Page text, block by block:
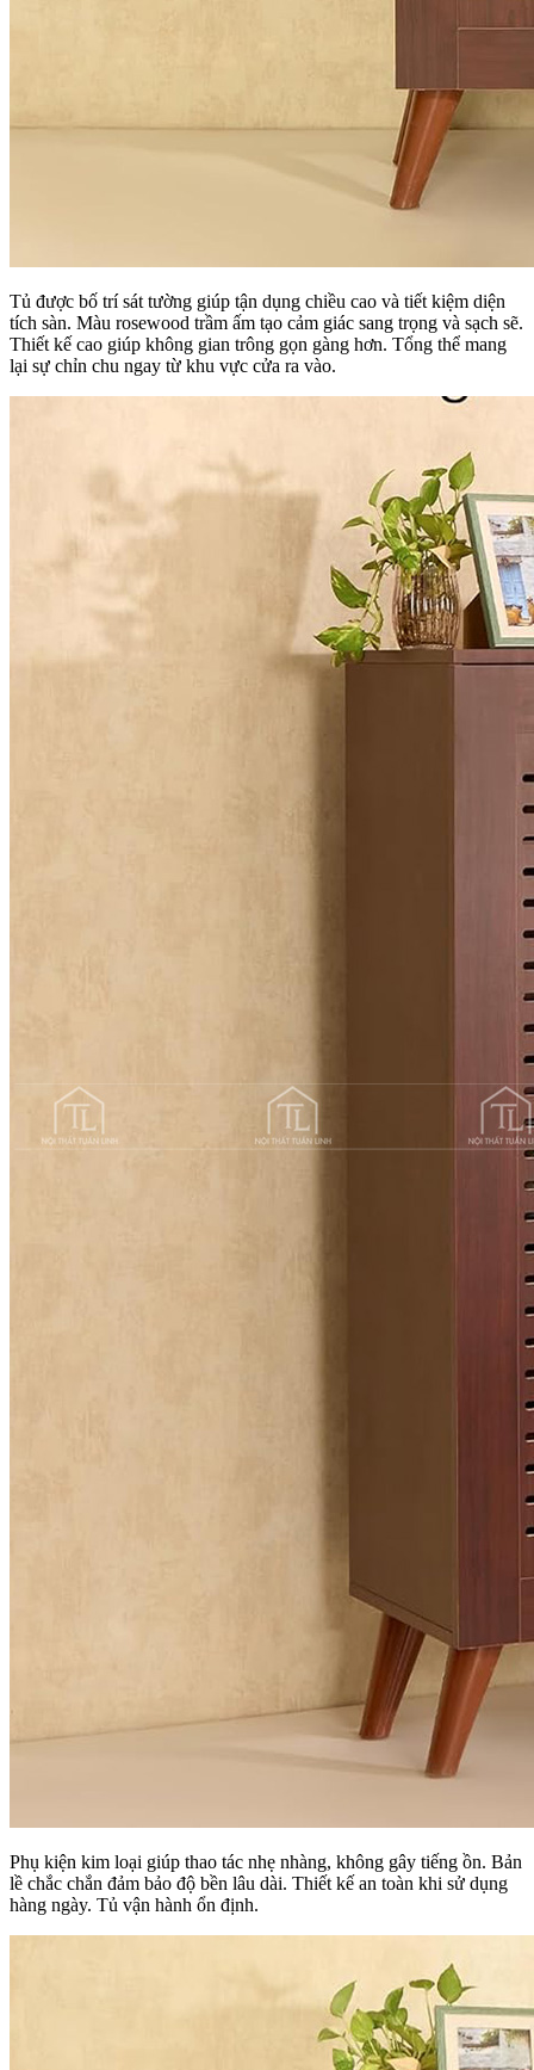
Tủ được bố trí sát tường giúp tận dụng chiều cao và tiết kiệm diện
tích sàn. Màu rosewood trầm ấm tạo cảm giác sang trọng và sạch sẽ.
Thiết kế cao giúp không gian trông gọn gàng hơn. Tổng thể mang
lại sự chỉn chu ngay từ khu vực cửa ra vào.
Phụ kiện kim loại giúp thao tác nhẹ nhàng, không gây tiếng ồn. Bản
lề chắc chắn đảm bảo độ bền lâu dài. Thiết kế an toàn khi sử dụng
hàng ngày. Tủ vận hành ổn định.